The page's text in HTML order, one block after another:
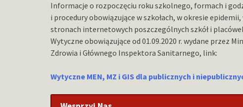
Informacje o rozpoczęciu roku szkolnego, formach i
i procedury obowiązujące w szkołach, w okresie
stronach internetowych poszczególnych szkół i
Wytyczne obowiązujące od 01.09.2020 r. wydane przez
Zdrowia i Głównego Inspektora Sanitarnego, link:
Wytyczne MEN, MZ i GIS dla publicznych i